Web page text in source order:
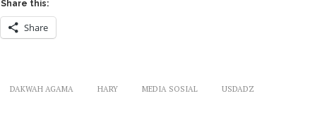
Share this:
Share
DAKWAH AGAMA HARY MEDIA SOSIAL USDADZ